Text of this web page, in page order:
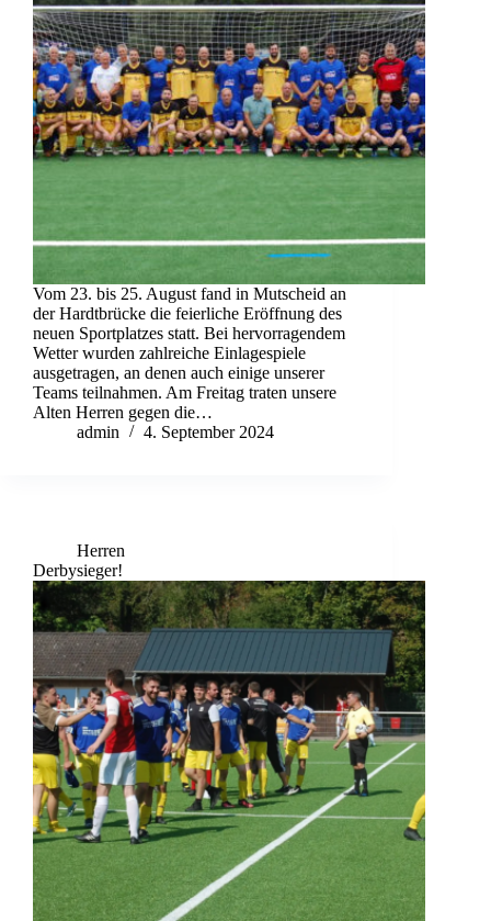
Vom 23. bis 25. August fand in Mutscheid an
der Hardtbrücke die feierliche Eröffnung des
neuen Sportplatzes statt. Bei hervorragendem
Wetter wurden zahlreiche Einlagespiele
ausgetragen, an denen auch einige unserer
Teams teilnahmen. Am Freitag traten unsere
Alten Herren gegen die…
admin
4. September 2024
Herren
Derbysieger!